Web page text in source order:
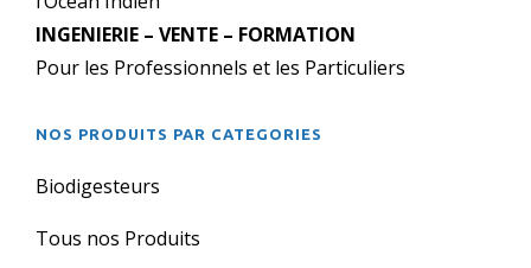
INGENIERIE – VENTE – FORMATION
Pour les Professionnels et les Particuliers
NOS PRODUITS PAR CATEGORIES
Biodigesteurs
Tous nos Produits